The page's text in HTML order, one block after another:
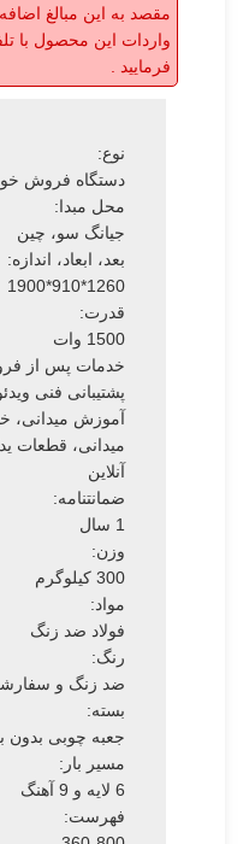
مقصد به این مبالغ
فرمایید .
نوع:
دستگاه فروش
محل مبدا:
جیانگ سو، چین
بعد، ابعاد، اندازه:
1260*910*1900
قدرت:
1500 وات
خدمات پس از
پشتیبانی فنی
آموزش میدانی،
میدانی، قطعات
آنلاین
ضمانتنامه:
1 سال
وزن:
300 کیلوگرم
مواد:
فولاد ضد زنگ
رنگ:
ضد زنگ و
بسته:
جعبه چوبی بدون
مسیر بار:
6 لایه و 9 آهنگ
فهرست: